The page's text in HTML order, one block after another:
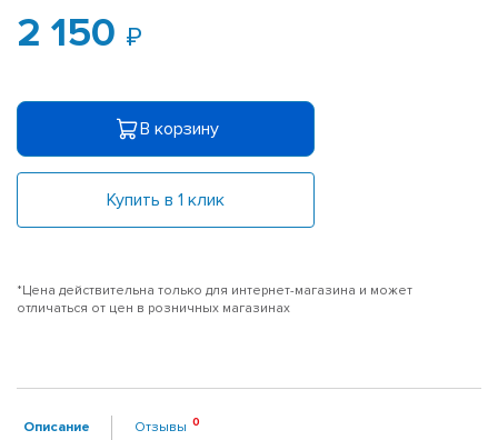
2 150
В корзину
Купить в 1 клик
*Цена действительна только для интернет-магазина и может
отличаться от цен в розничных магазинах
Описание Отзывы